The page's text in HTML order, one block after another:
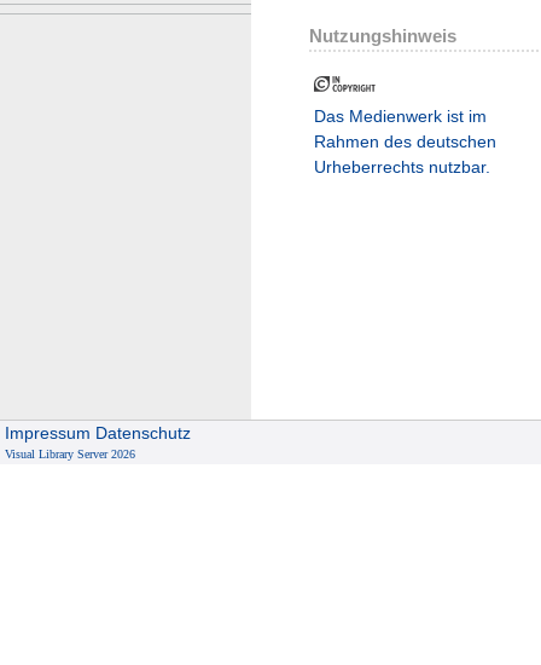
Nutzungshinweis
Das Medienwerk ist im
Rahmen des deutschen
Urheberrechts nutzbar.
Impressum Datenschutz
Visual Library Server 2026